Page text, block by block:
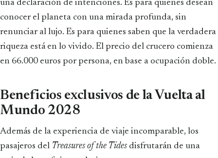
una declaración de intenciones. Es para quienes desean
conocer el planeta con una mirada profunda, sin
renunciar al lujo. Es para quienes saben que la verdadera
riqueza está en lo vivido. El precio del crucero comienza
en 66.000 euros por persona, en base a ocupación doble.
Beneficios exclusivos de la Vuelta al
Mundo 2028
Además de la experiencia de viaje incomparable, los
pasajeros del Treasures of the Tides disfrutarán de una